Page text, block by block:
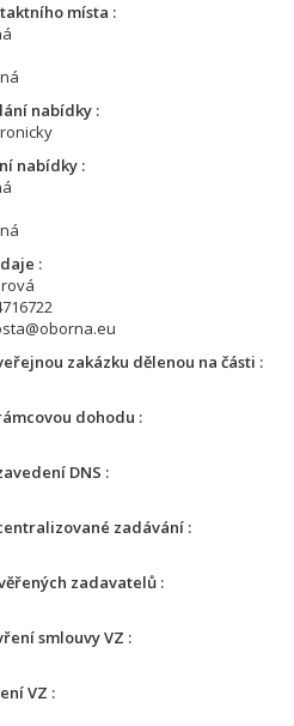
místa
nabídky
nabídky
zakázku dělenou na části
dohodu
DNS
zadávání
zadavatelů
smlouvy VZ
VZ